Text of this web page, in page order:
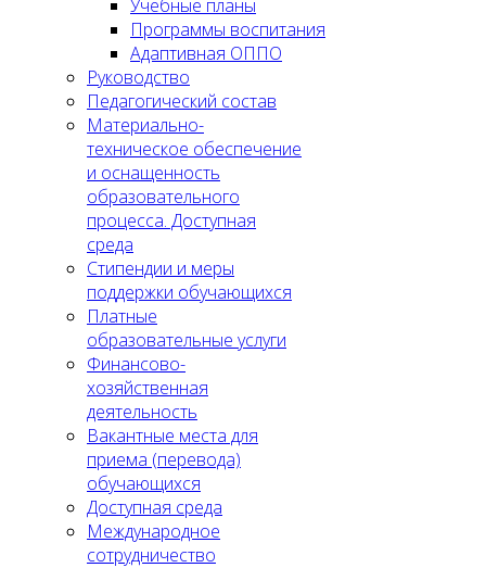
Учебные планы
Программы воспитания
Адаптивная ОППО
Руководство
Педагогический состав
Материально-
техническое обеспечение
и оснащенность
образовательного
процесса. Доступная
среда
Стипендии и меры
поддержки обучающихся
Платные
образовательные услуги
Финансово-
хозяйственная
деятельность
Вакантные места для
приема (перевода)
обучающихся
Доступная среда
Международное
сотрудничество